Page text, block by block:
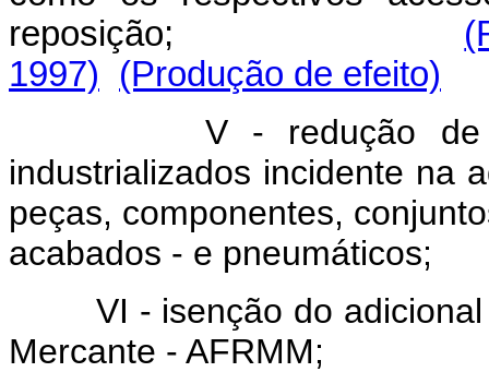
reposição;
1997)
(Produção de efeito)
V - redução de
industrializados incidente na
peças, componentes,
acabados - e pneumáticos;
VI - isenção do
Mercante - AFRMM;